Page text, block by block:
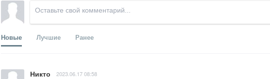
Новые Лучшие Ранее
Никто 2023.06.17 08:58